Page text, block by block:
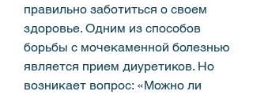
правильно заботиться о своем
здоровье. Одним из способов
борьбы с мочекаменной болезнью
является прием диуретиков. Но
возникает вопрос: «Можно ли